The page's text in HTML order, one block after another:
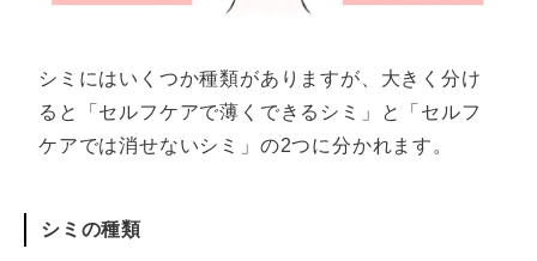
シミにはいくつか種類がありますが、大きく分け
ると「セルフケアで薄くできるシミ」と「セルフ
ケアでは消せないシミ」の2つに分かれます。
シミの種類